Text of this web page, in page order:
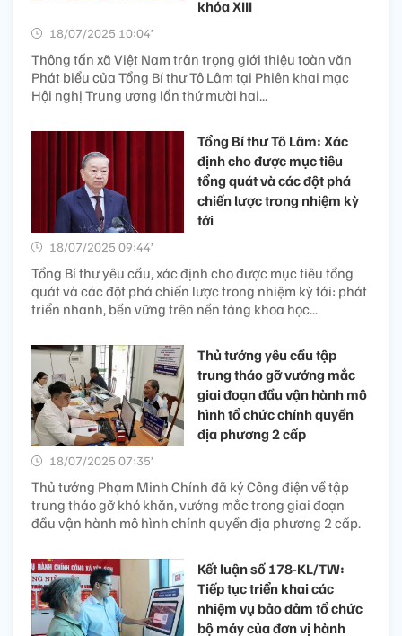
khóa XIII
18/07/2025 10:04’
Thông tấn xã Việt Nam trân trọng giới thiệu toàn văn
Phát biểu của Tổng Bí thư Tô Lâm tại Phiên khai mạc
Hội nghị Trung ương lần thứ mười hai...
Tổng Bí thư Tô Lâm: Xác
định cho được mục tiêu
tổng quát và các đột phá
chiến lược trong nhiệm kỳ
tới
18/07/2025 09:44’
Tổng Bí thư yêu cầu, xác định cho được mục tiêu tổng
quát và các đột phá chiến lược trong nhiệm kỳ tới: phát
triển nhanh, bền vững trên nền tảng khoa học...
Thủ tướng yêu cầu tập
trung tháo gỡ vướng mắc
giai đoạn đầu vận hành mô
hình tổ chức chính quyền
địa phương 2 cấp
18/07/2025 07:35’
Thủ tướng Phạm Minh Chính đã ký Công điện về tập
trung tháo gỡ khó khăn, vướng mắc trong giai đoạn
đầu vận hành mô hình chính quyền địa phương 2 cấp.
Kết luận số 178-KL/TW:
Tiếp tục triển khai các
nhiệm vụ bảo đảm tổ chức
bộ máy của đơn vị hành